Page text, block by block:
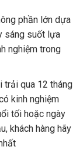
phần lớn dựa
sáng suốt lựa
nghiệm trong
trải qua 12 tháng
kinh nghiệm
tối hoặc ngày
khách hàng hãy